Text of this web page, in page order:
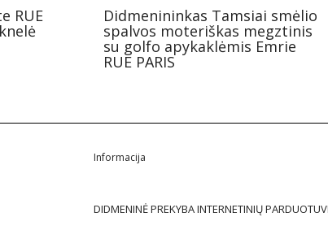
RUE Didmenininkas Tamsiai smėlio
spalvos moteriškas megztinis
su golfo apykaklėmis Emrie
RUE PARIS
Informacija
DIDMENINĖ PREKYBA INTERNETINIŲ